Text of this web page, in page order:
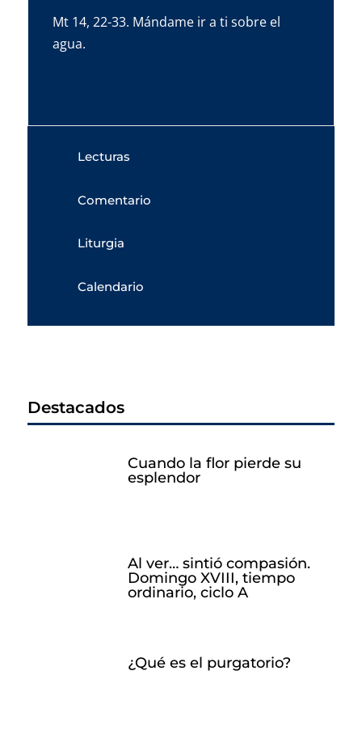
Mt 14, 22-33. Mándame ir a ti sobre el
agua.
Lecturas
Comentario
Liturgia
Calendario
Destacados
Cuando la flor pierde su
esplendor
Al ver… sintió compasión.
Domingo XVIII, tiempo
ordinario, ciclo A
¿Qué es el purgatorio?